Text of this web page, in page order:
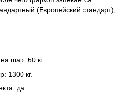
(Европейский стандарт),
шар: 60 кг.
1300 кг.
да.